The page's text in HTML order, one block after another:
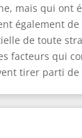
mais qui
également
de toute
facteurs qui
tirer parti